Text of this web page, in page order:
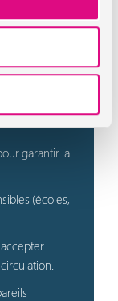
aux cyclistes
garantir la
(écoles,